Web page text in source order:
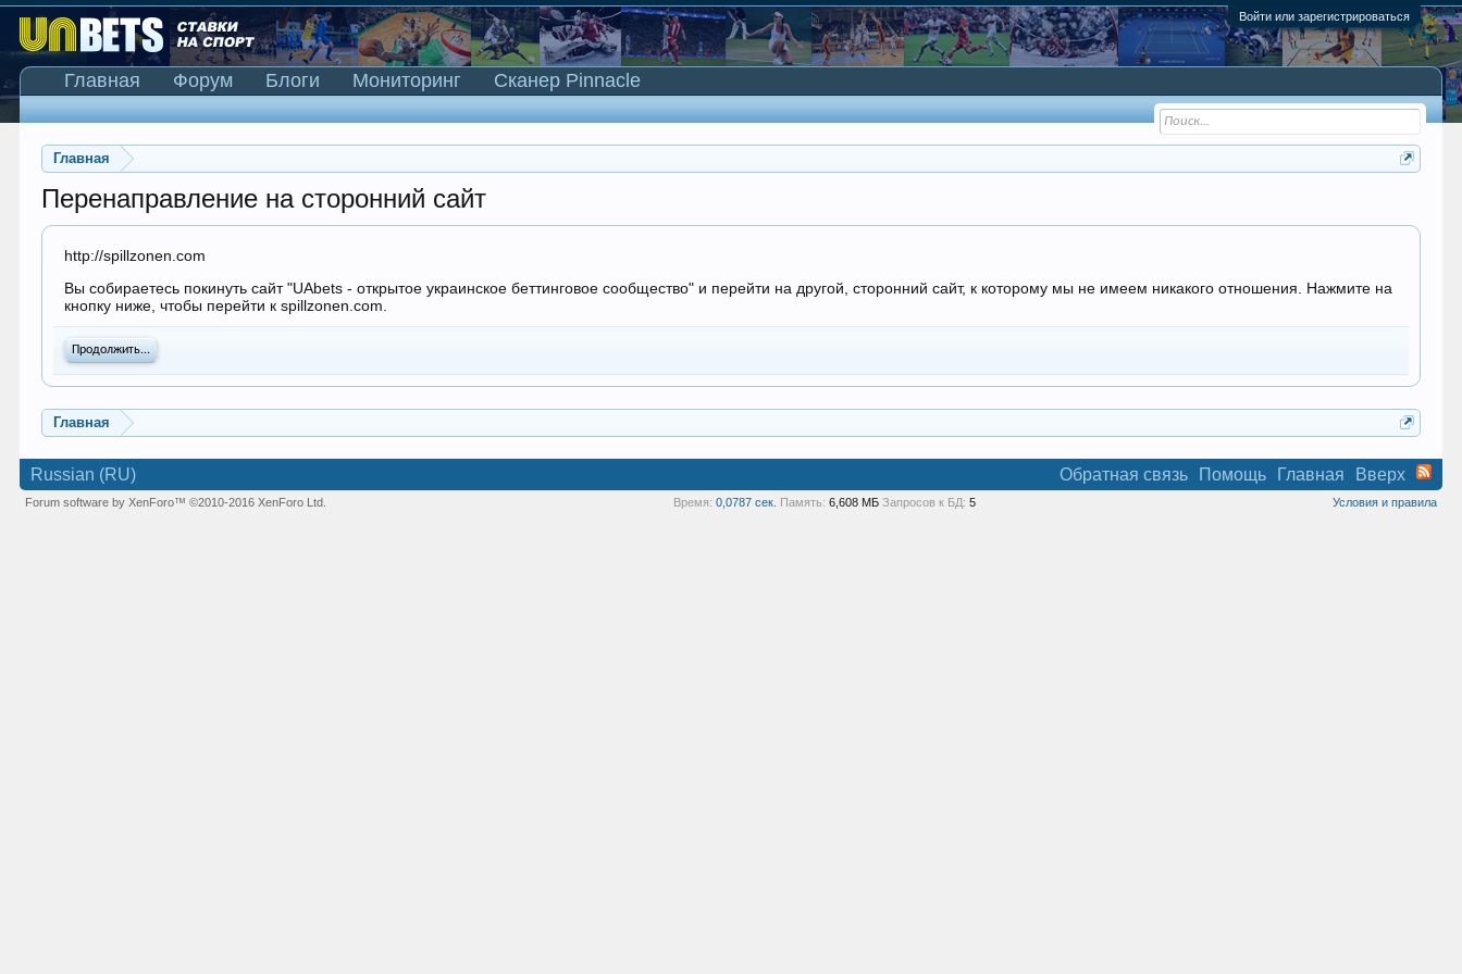
Войти или зарегистрироваться
Главная
Перенаправление на сторонний сайт
http://spillzonen.com
Вы собираетесь покинуть сайт "UAbets - открытое украинское беттинговое сообщество" и перейти на другой, сторонний сайт, к которому мы не имеем никакого отношения. Нажмите на
кнопку ниже, чтобы перейти к spillzonen.com.
Продолжить...
Главная
Главная Форум Блоги Мониторинг Сканер Pinnacle
Russian (RU) Обратная связь Помощь Главная Вверх
Условия и правила
Forum software by XenForo™©2010-2016 XenForo Ltd. Время: 0,0787 сек. Память: 6,608 МБ Запросов к БД: 5